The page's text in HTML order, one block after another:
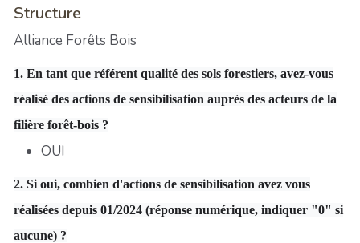
Structure
Alliance Forêts Bois
1. En tant que référent qualité des sols forestiers, avez-vous
réalisé des actions de sensibilisation auprès des acteurs de la
filière forêt-bois ?
OUI
2. Si oui, combien d'actions de sensibilisation avez vous
réalisées depuis 01/2024 (réponse numérique, indiquer "0" si
aucune) ?